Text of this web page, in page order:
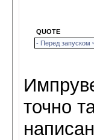
QUOTE
- Перед запуском
точно